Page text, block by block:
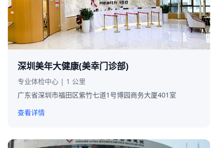
深圳美年大健康(美幸门诊部)
专业体检中心 | 1 公里
广东省深圳市福田区紫竹七道1号博园商务大厦401室
查看详情